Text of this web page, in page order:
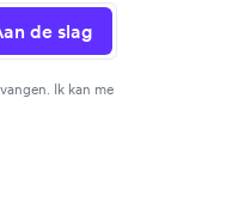
de slag
Ik kan me